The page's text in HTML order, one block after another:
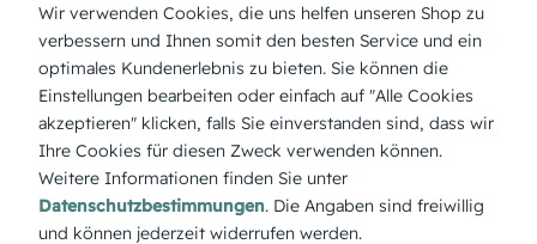
ÜBERBLICK:
Produktbeschreibung
„Lebensfilm“ erzählt Geschichten – Szene für Szene. Diese
Karte ist die ideale Kulisse für eine emotionale Botschaft, die
berührt und bleibt.
Wir verwenden Cookies, die uns helfen unseren Shop zu
verbessern und Ihnen somit den besten Service und ein
optimales Kundenerlebnis zu bieten. Sie können die
Einstellungen bearbeiten oder einfach auf "Alle Cookies
akzeptieren" klicken, falls Sie einverstanden sind, dass wir
Ihre Cookies für diesen Zweck verwenden können.
Weitere Informationen finden Sie unter
Datenschutzbestimmungen. Die Angaben sind freiwillig
und können jederzeit widerrufen werden.